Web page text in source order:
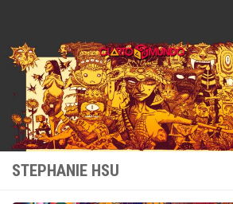
STEPHANIE HSU